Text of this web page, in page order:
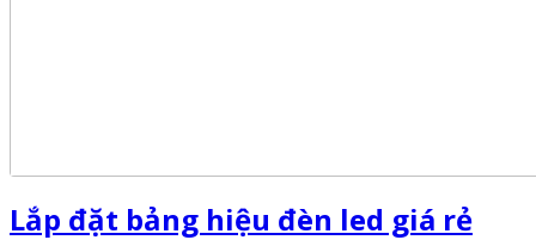
Lắp đặt bảng hiệu đèn led giá rẻ